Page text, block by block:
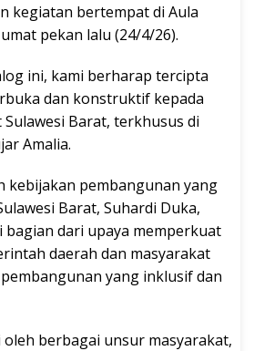
kegiatan bertempat di Aula
pekan lalu (24/4/26).
ini, kami berharap tercipta
dan konstruktif kepada
Barat, terkhusus di
Amalia.
kebijakan pembangunan yang
Barat, Suhardi Duka,
bagian dari upaya memperkuat
daerah dan masyarakat
yang inklusif dan
berbagai unsur masyarakat,